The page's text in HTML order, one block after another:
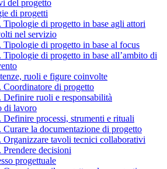
del progetto
di progetti
Tipologie di progetto in base agli attori
nel servizio
Tipologie di progetto in base al focus
Tipologie di progetto in base all’ambito di
ruoli e figure coinvolte
Coordinatore di progetto
Definire ruoli e responsabilità
di lavoro
Definire processi, strumenti e rituali
Curare la documentazione di progetto
Organizzare tavoli tecnici collaborativi
Prendere decisioni
progettuale